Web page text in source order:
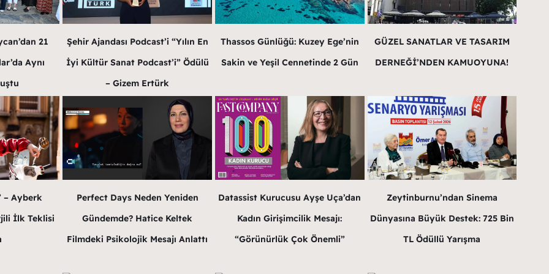
21
Aynı
Şehir Ajandası Podcast’i “Yılın En
İyi Kültür Sanat Podcast’i” Ödülü
– Gizem Ertürk
Thassos Günlüğü: Kuzey Ege’nin
Sakin ve Yeşil Cennetinde 2 Gün
GÜZEL SANATLAR VE TASARIM
DERNEĞİ’NDEN KAMUOYUNA!
– Ayberk
İlk Teklisi
Perfect Days Neden Yeniden
Gündemde? Hatice Keltek
Filmdeki Psikolojik Mesajı Anlattı
Datassist Kurucusu Ayşe Uça’dan
Kadın Girişimcilik Mesajı:
“Görünürlük Çok Önemli”
Zeytinburnu’ndan Sinema
Dünyasına Büyük Destek: 725 Bin
TL Ödüllü Yarışma